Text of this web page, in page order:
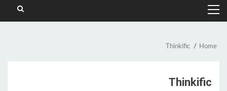
PRIMARY
MENU
Home
Thinkific
Thinkific